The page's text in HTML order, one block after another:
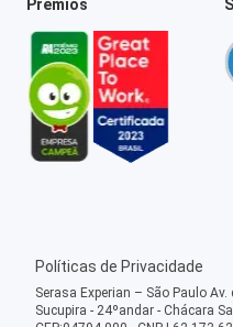
Prêmios
Políticas de Privacidade
Serasa Experian – São Paulo
Sucupira - 24ºandar - Chácara